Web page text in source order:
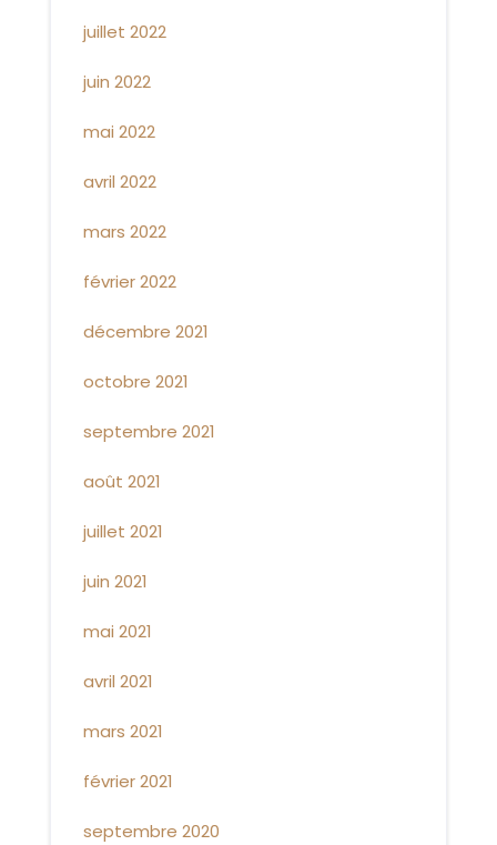
juillet 2022
juin 2022
mai 2022
avril 2022
mars 2022
février 2022
décembre 2021
octobre 2021
septembre 2021
août 2021
juillet 2021
juin 2021
mai 2021
avril 2021
mars 2021
février 2021
septembre 2020